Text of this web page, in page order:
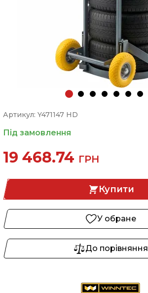
Артикул: Y471147 HD
Під замовлення
19 468.74 ГРН
Купити
У обране
До порівняння